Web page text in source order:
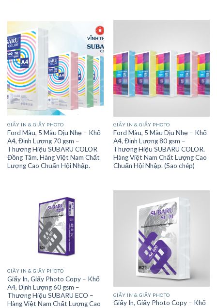
GIẤY IN & GIẤY PHOTO
Ford Màu, 5 Màu Dịu Nhẹ – Khổ
A4, Định Lượng 70 gsm –
Thương Hiệu SUBARU COLOR
Đồng Tâm. Hàng Việt Nam Chất
Lượng Cao Chuẩn Hội Nhập.
GIẤY IN & GIẤY PHOTO
Ford Màu, 5 Màu Dịu Nhẹ – Khổ
A4, Định Lượng 80 gsm –
Thương Hiệu SUBARU COLOR.
Hàng Việt Nam Chất Lượng Cao
Chuẩn Hội Nhập. (Sao chép)
GIẤY IN & GIẤY PHOTO
Giấy In, Giấy Photo Copy – Khổ
A4, Định Lượng 60 gsm –
Thương Hiệu SUBARU ECO –
Hàng Việt Nam Chất Lượng Cao
GIẤY IN & GIẤY PHOTO
Giấy In, Giấy Photo Copy – Khổ